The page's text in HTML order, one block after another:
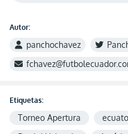
Autor:
panchochavez
Etiquetas:
Torneo Apertura